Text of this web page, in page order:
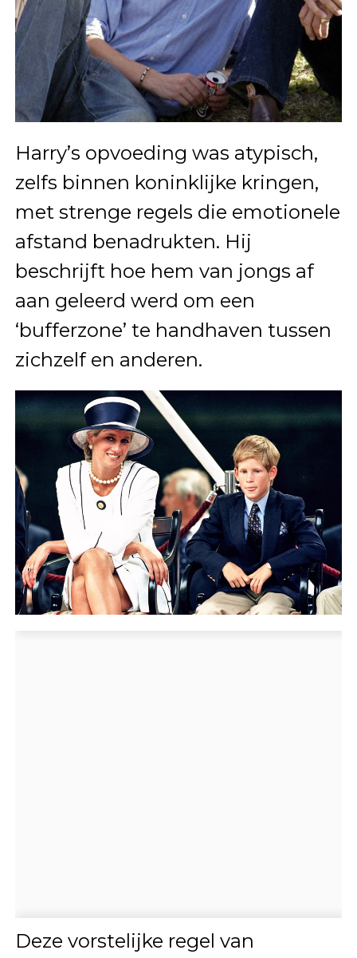
Harry’s opvoeding was atypisch,
zelfs binnen koninklijke kringen,
met strenge regels die emotionele
afstand benadrukten. Hij
beschrijft hoe hem van jongs af
aan geleerd werd om een
‘bufferzone’ te handhaven tussen
zichzelf en anderen.
Deze vorstelijke regel van